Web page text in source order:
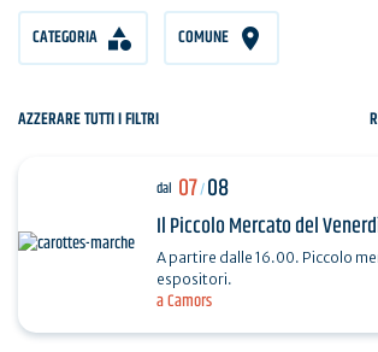
CATEGORIA COMUNE
AZZERARE TUTTI I FILTRI
a Camors
dal 07/08
Il Piccolo Mercato del
A partire dalle 16.00. Piccolo
espositori.